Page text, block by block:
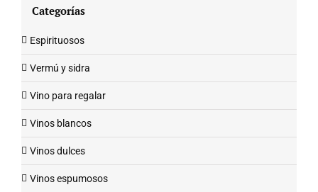
Categorías
Espirituosos
Vermú y sidra
Vino para regalar
Vinos blancos
Vinos dulces
Vinos espumosos